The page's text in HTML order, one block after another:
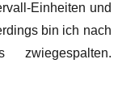
Einheiten und
bin ich nach